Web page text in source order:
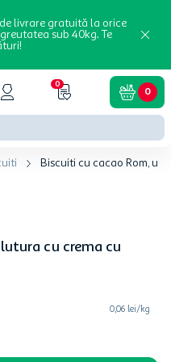
livrare gratuită la orice
sub 40kg. Te
0
0
Biscuiti cu cacao Rom,
cu crema cu
0,06 lei/kg